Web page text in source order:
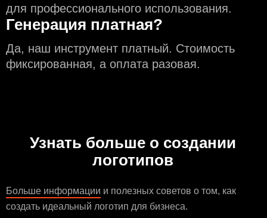
для профессионального использования.
Генерация платная?
Да, наш инструмент платный. Стоимость
фиксированная, а оплата разовая.
Узнать больше о создании
логотипов
Больше информации и полезных советов о том, как
создать идеальный логотип для бизнеса.